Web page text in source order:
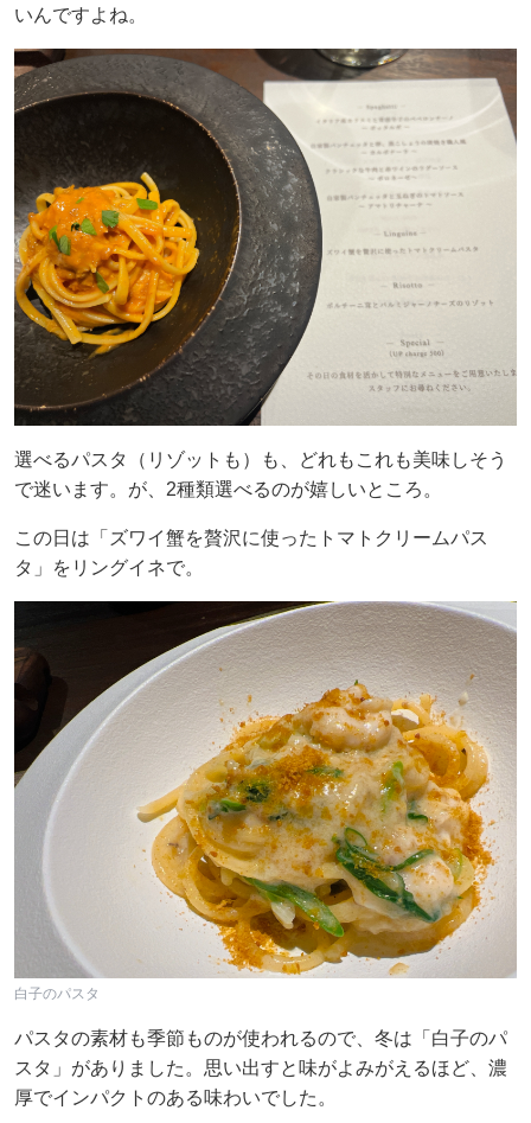
いんですよね。
選べるパスタ（リゾットも）も、どれもこれも美味しそう
で迷います。が、2種類選べるのが嬉しいところ。
この日は「ズワイ蟹を贅沢に使ったトマトクリームパス
タ」をリングイネで。
白子のパスタ
パスタの素材も季節ものが使われるので、冬は「白子のパ
スタ」がありました。思い出すと味がよみがえるほど、濃
厚でインパクトのある味わいでした。